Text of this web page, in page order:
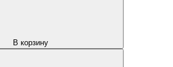
В корзину